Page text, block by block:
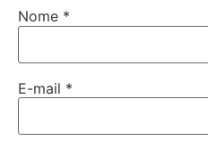
Nome *
E-mail *